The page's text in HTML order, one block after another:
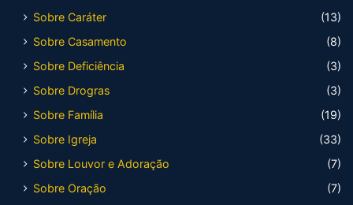
Sobre Caráter
(13)
Sobre Casamento
(8)
Sobre Deficiência
(3)
Sobre Drogras
(3)
Sobre Família
(19)
Sobre Igreja
(33)
Sobre Louvor e Adoração
(7)
Sobre Oração
(7)